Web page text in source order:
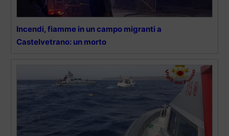
Incendi, fiamme in un campo migranti a
Castelvetrano: un morto